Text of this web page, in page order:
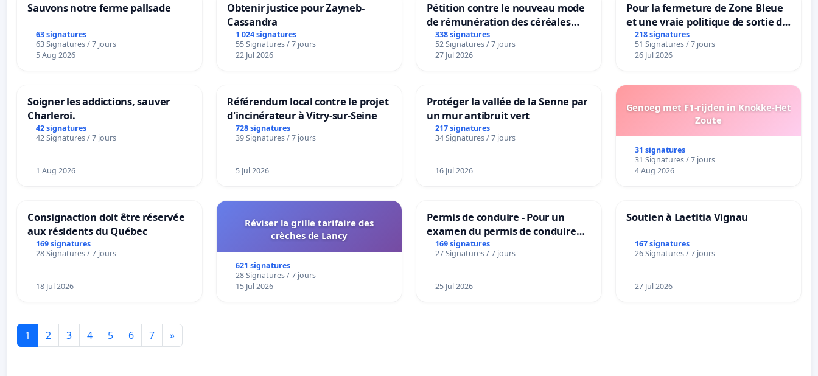
Sauvons notre ferme pallsade
63 signatures
63 Signatures / 7 jours
5 Aug 2026
Obtenir justice pour Zayneb-
Cassandra
1 024 signatures
55 Signatures / 7 jours
22 Jul 2026
Pétition contre le nouveau mode
de rémunération des céréales
panifiables de Swiss granum basé
sur la teneur en protéines
338 signatures
52 Signatures / 7 jours
27 Jul 2026
Pour la fermeture de Zone Bleue
et une vraie politique de sortie de
la dépendance
218 signatures
51 Signatures / 7 jours
26 Jul 2026
Soigner les addictions, sauver
Charleroi.
42 signatures
42 Signatures / 7 jours
1 Aug 2026
Référendum local contre le projet
d'incinérateur à Vitry-sur-Seine
728 signatures
39 Signatures / 7 jours
5 Jul 2026
Protéger la vallée de la Senne par
un mur antibruit vert
217 signatures
34 Signatures / 7 jours
16 Jul 2026
Genoeg met F1-rijden in Knokke-Het
Zoute
31 signatures
31 Signatures / 7 jours
4 Aug 2026
Consignaction doit être réservée
aux résidents du Québec
169 signatures
28 Signatures / 7 jours
18 Jul 2026
Réviser la grille tarifaire des
crèches de Lancy
621 signatures
28 Signatures / 7 jours
15 Jul 2026
Permis de conduire - Pour un
examen du permis de conduire
accessible dans plusieurs langues
à Bruxelles
169 signatures
27 Signatures / 7 jours
25 Jul 2026
Soutien à Laetitia Vignau
167 signatures
26 Signatures / 7 jours
27 Jul 2026
1 2 3 4 5 6 7 »